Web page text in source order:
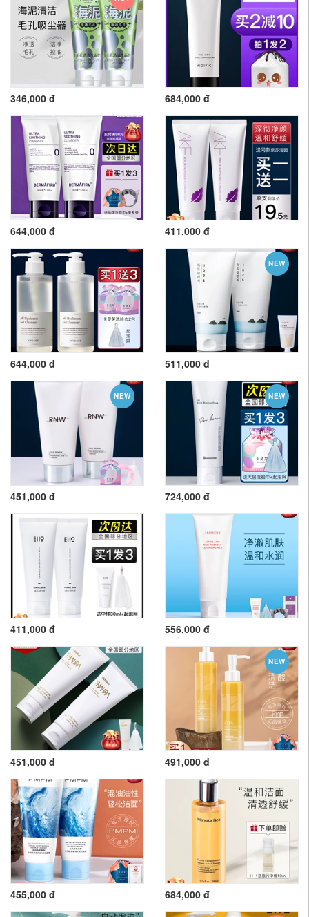
346,000 đ 684,000 đ
644,000 đ 411,000 đ
644,000 đ
NEW
511,000 đ
NEW
451,000 đ
NEW
724,000 đ
411,000 đ 556,000 đ
451,000 đ
NEW
491,000 đ
455,000 đ 684,000 đ